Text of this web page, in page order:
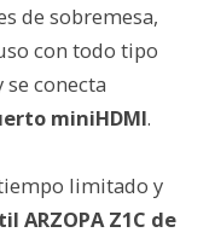
de sobremesa,
con todo tipo
conecta
miniHDMI.
limitado y
ARZOPA Z1C de